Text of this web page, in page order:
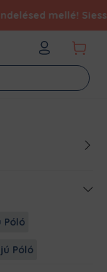
mellé!
Póló
Póló